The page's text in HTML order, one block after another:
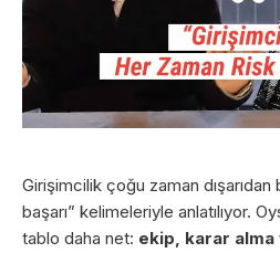
Girişimcilik çoğu zaman dışarıdan
başarı” kelimeleriyle anlatılıyor.
tablo daha net: ekip, karar alma